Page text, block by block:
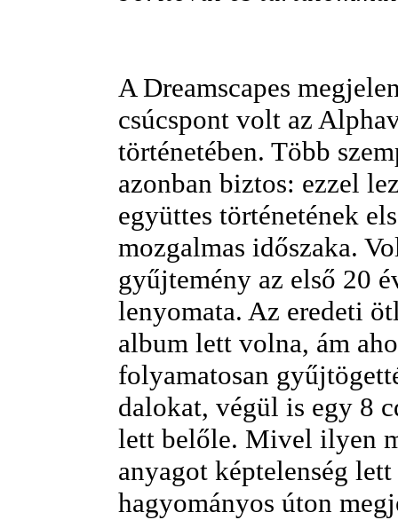
A Dreamscapes
csúcspont volt az
történetében. Több
azonban biztos: ezzel
együttes történetének
mozgalmas időszaka.
gyűjtemény az első 20
lenyomata. Az eredeti
album lett volna, ám
folyamatosan
dalokat, végül is egy 8
lett belőle. Mivel ilyen
anyagot képtelenség
hagyományos úton